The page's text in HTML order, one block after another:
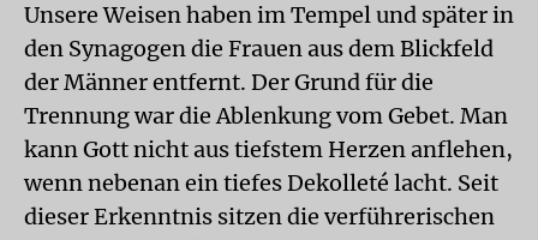
Unsere Weisen haben im Tempel und später in
den Synagogen die Frauen aus dem Blickfeld
der Männer entfernt. Der Grund für die
Trennung war die Ablenkung vom Gebet. Man
kann Gott nicht aus tiefstem Herzen anflehen,
wenn nebenan ein tiefes Dekolleté lacht. Seit
dieser Erkenntnis sitzen die verführerischen